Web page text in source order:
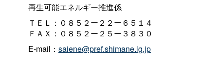
再生可能エネルギー推進係
ＴＥＬ：０８５２ー２２ー６５１４
ＦＡＸ：０８５２ー２５ー３８３０
E-mail： saiene@pref.shimane.lg.jp